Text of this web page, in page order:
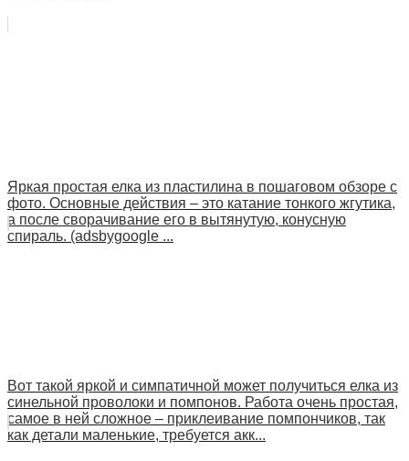
Яркая простая елка из пластилина в пошаговом обзоре с
фото. Основные действия – это катание тонкого жгутика,
а после сворачивание его в вытянутую, конусную
спираль. (adsbygoogle ...
Вот такой яркой и симпатичной может получиться елка из
синельной проволоки и помпонов. Работа очень простая,
самое в ней сложное – приклеивание помпончиков, так
как детали маленькие, требуется акк...